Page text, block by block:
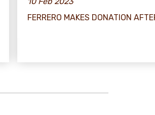
FERRERO MAKES DONATION